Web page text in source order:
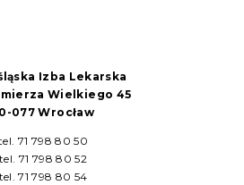
Izba Lekarska
Wielkiego 45
077 Wrocław
71 798 80 50
tel. 71 798 80 52
tel. 71 798 80 54